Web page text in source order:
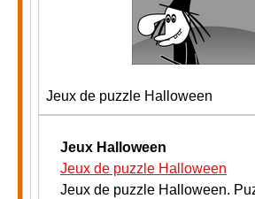
Jeux de puzzle Halloween
Jeux Halloween
Jeux de puzzle Halloween
Jeux de puzzle Halloween.